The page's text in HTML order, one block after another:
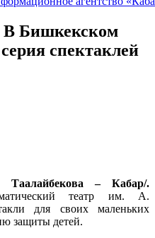
В Бишкекском
спектаклей
Таалайбекова – Кабар/.
театр им. А.
для своих маленьких
защиты детей.